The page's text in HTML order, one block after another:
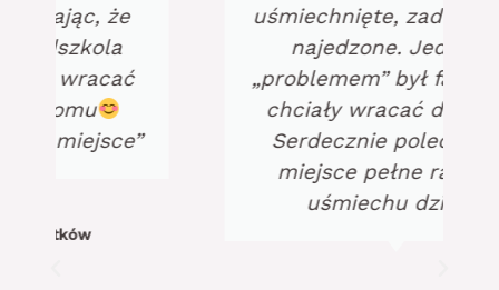
uśmiechnięte, zadowolone i
najedzone. Jedynym
„problemem” był fakt ze nie
chciały wracać do domu.
Serdecznie polecamy to
miejsce pełne radości i
uśmiechu dzieci.”